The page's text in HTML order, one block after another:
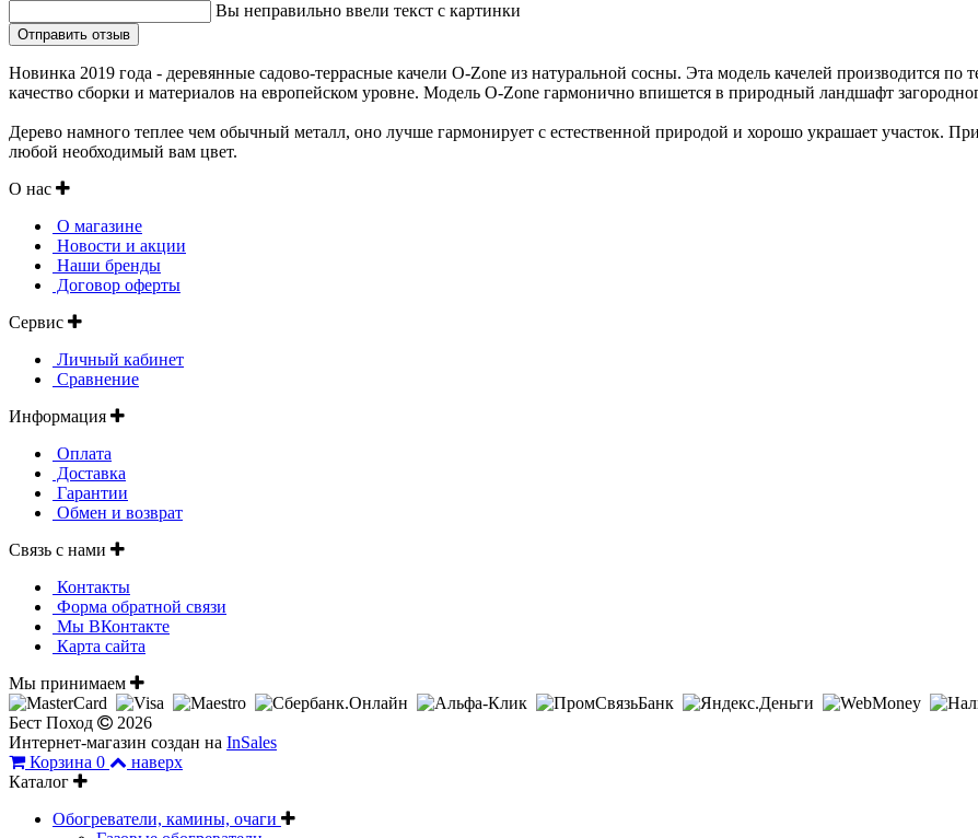
Вы неправильно ввели текст с картинки
Новинка 2019 года - деревянные садово-террасные качели O-Zone из натуральной сосны. Эта модель качелей производится
качество сборки и материалов на европейском уровне. Модель O-Zone гармонично впишется в природный ландшафт
Дерево намного теплее чем обычный металл, оно лучше гармонирует с естественной природой и хорошо украшает участок.
любой необходимый вам цвет.
О нас
О магазине
Новости и акции
Наши бренды
Договор оферты
Сервис
Личный кабинет
Сравнение
Информация
Оплата
Доставка
Гарантии
Обмен и возврат
Связь с нами
Контакты
Форма обратной связи
Мы ВКонтакте
Карта сайта
Мы принимаем
Бест Поход
2026
Интернет-магазин создан на InSales
Корзина 0
наверх
Каталог
Обогреватели, камины, очаги